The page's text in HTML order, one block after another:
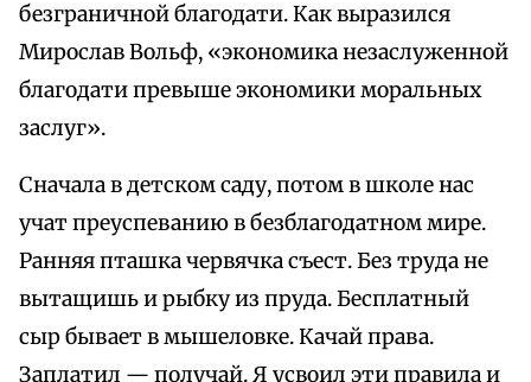
безграничной благодати. Как выразился
Мирослав Вольф, «экономика незаслуженной
благодати превыше экономики моральных
заслуг».
Сначала в детском саду, потом в школе нас
учат преуспеванию в безблагодатном мире.
Ранняя пташка червячка съест. Без труда не
вытащишь и рыбку из пруда. Бесплатный
сыр бывает в мышеловке. Качай права.
Заплатил — получай. Я усвоил эти правила и